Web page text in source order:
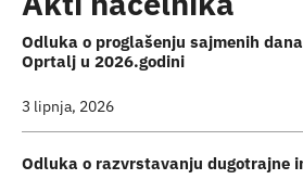
Odluka o proglašenju sajmenih
Oprtalj u 2026.godini
3 lipnja, 2026
Odluka o razvrstavanju dugotrajne